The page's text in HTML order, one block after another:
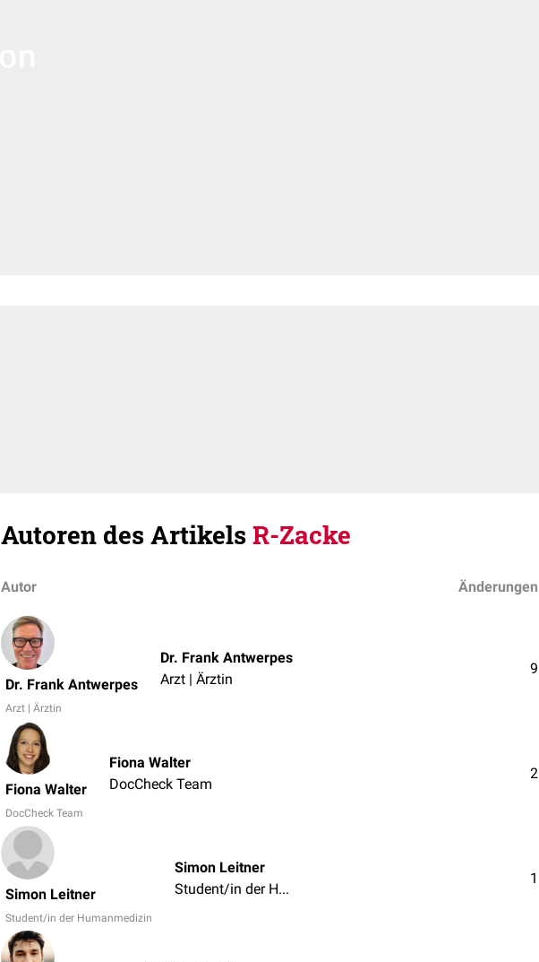
Autoren des ArtikelsR-Zacke
Autor Änderungen
Dr. Frank Antwerpes
Arzt | Ärztin
Dr. Frank Antwerpes
Arzt | Ärztin
9
Fiona Walter
DocCheck Team
Fiona Walter
DocCheck Team
2
Simon Leitner
Student/in der Humanmedizin
Simon Leitner
Student/in der Humanmedizin
1